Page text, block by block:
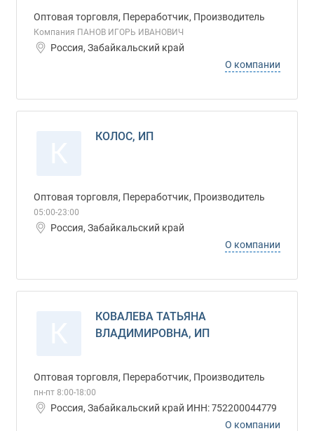
Оптовая торговля, Переработчик, Производитель
Компания ПАНОВ ИГОРЬ ИВАНОВИЧ
Россия, Забайкальский край
О компании
КОЛОС, ИП
Оптовая торговля, Переработчик, Производитель
05:00-23:00
Россия, Забайкальский край
О компании
КОВАЛЕВА ТАТЬЯНА
ВЛАДИМИРОВНА, ИП
Оптовая торговля, Переработчик, Производитель
пн-пт 8:00-18:00
Россия, Забайкальский край ИНН: 752200044779
О компании